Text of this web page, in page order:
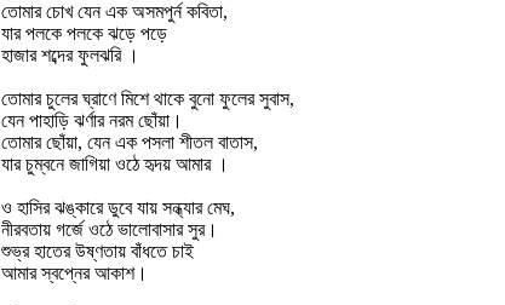
তোমার চোখ যেন এক অসমপুর্ন কবিতা,
যার পলকে পলকে ঝড়ে পড়ে
হাজার শব্দের ফুলঝরি ।
তোমার চুলের ঘ্রাণে মিশে থাকে বুনো ফুলের সুবাস,
যেন পাহাড়ি ঝর্ণার নরম ছোঁয়া।
তোমার ছোঁয়া, যেন এক পসলা শীতল বাতাস,
যার চুম্বনে জাগিয়া ওঠে হৃদয় আমার ।
ও হাসির ঝঙ্কারে ডুবে যায় সন্ধ্যার মেঘ,
নীরবতায় গর্জে ওঠে ভালোবাসার সুর।
শুভ্র হাতের উষ্ণতায় বাঁধতে চাই
আমার স্বপ্নের আকাশ।